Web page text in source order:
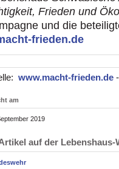
Frieden und
und die
frieden.de
www.macht-frieden.de
am
2019
auf der